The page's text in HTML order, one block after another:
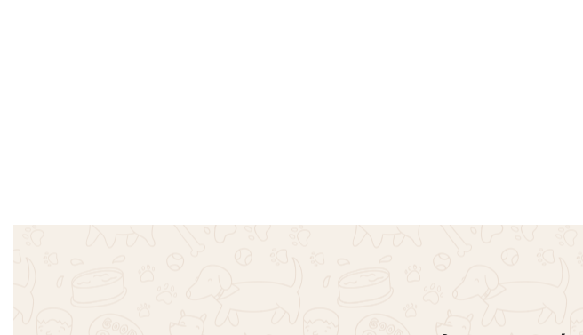
Προσθήκη στο καλάθι Προσθήκη στο καλάθι